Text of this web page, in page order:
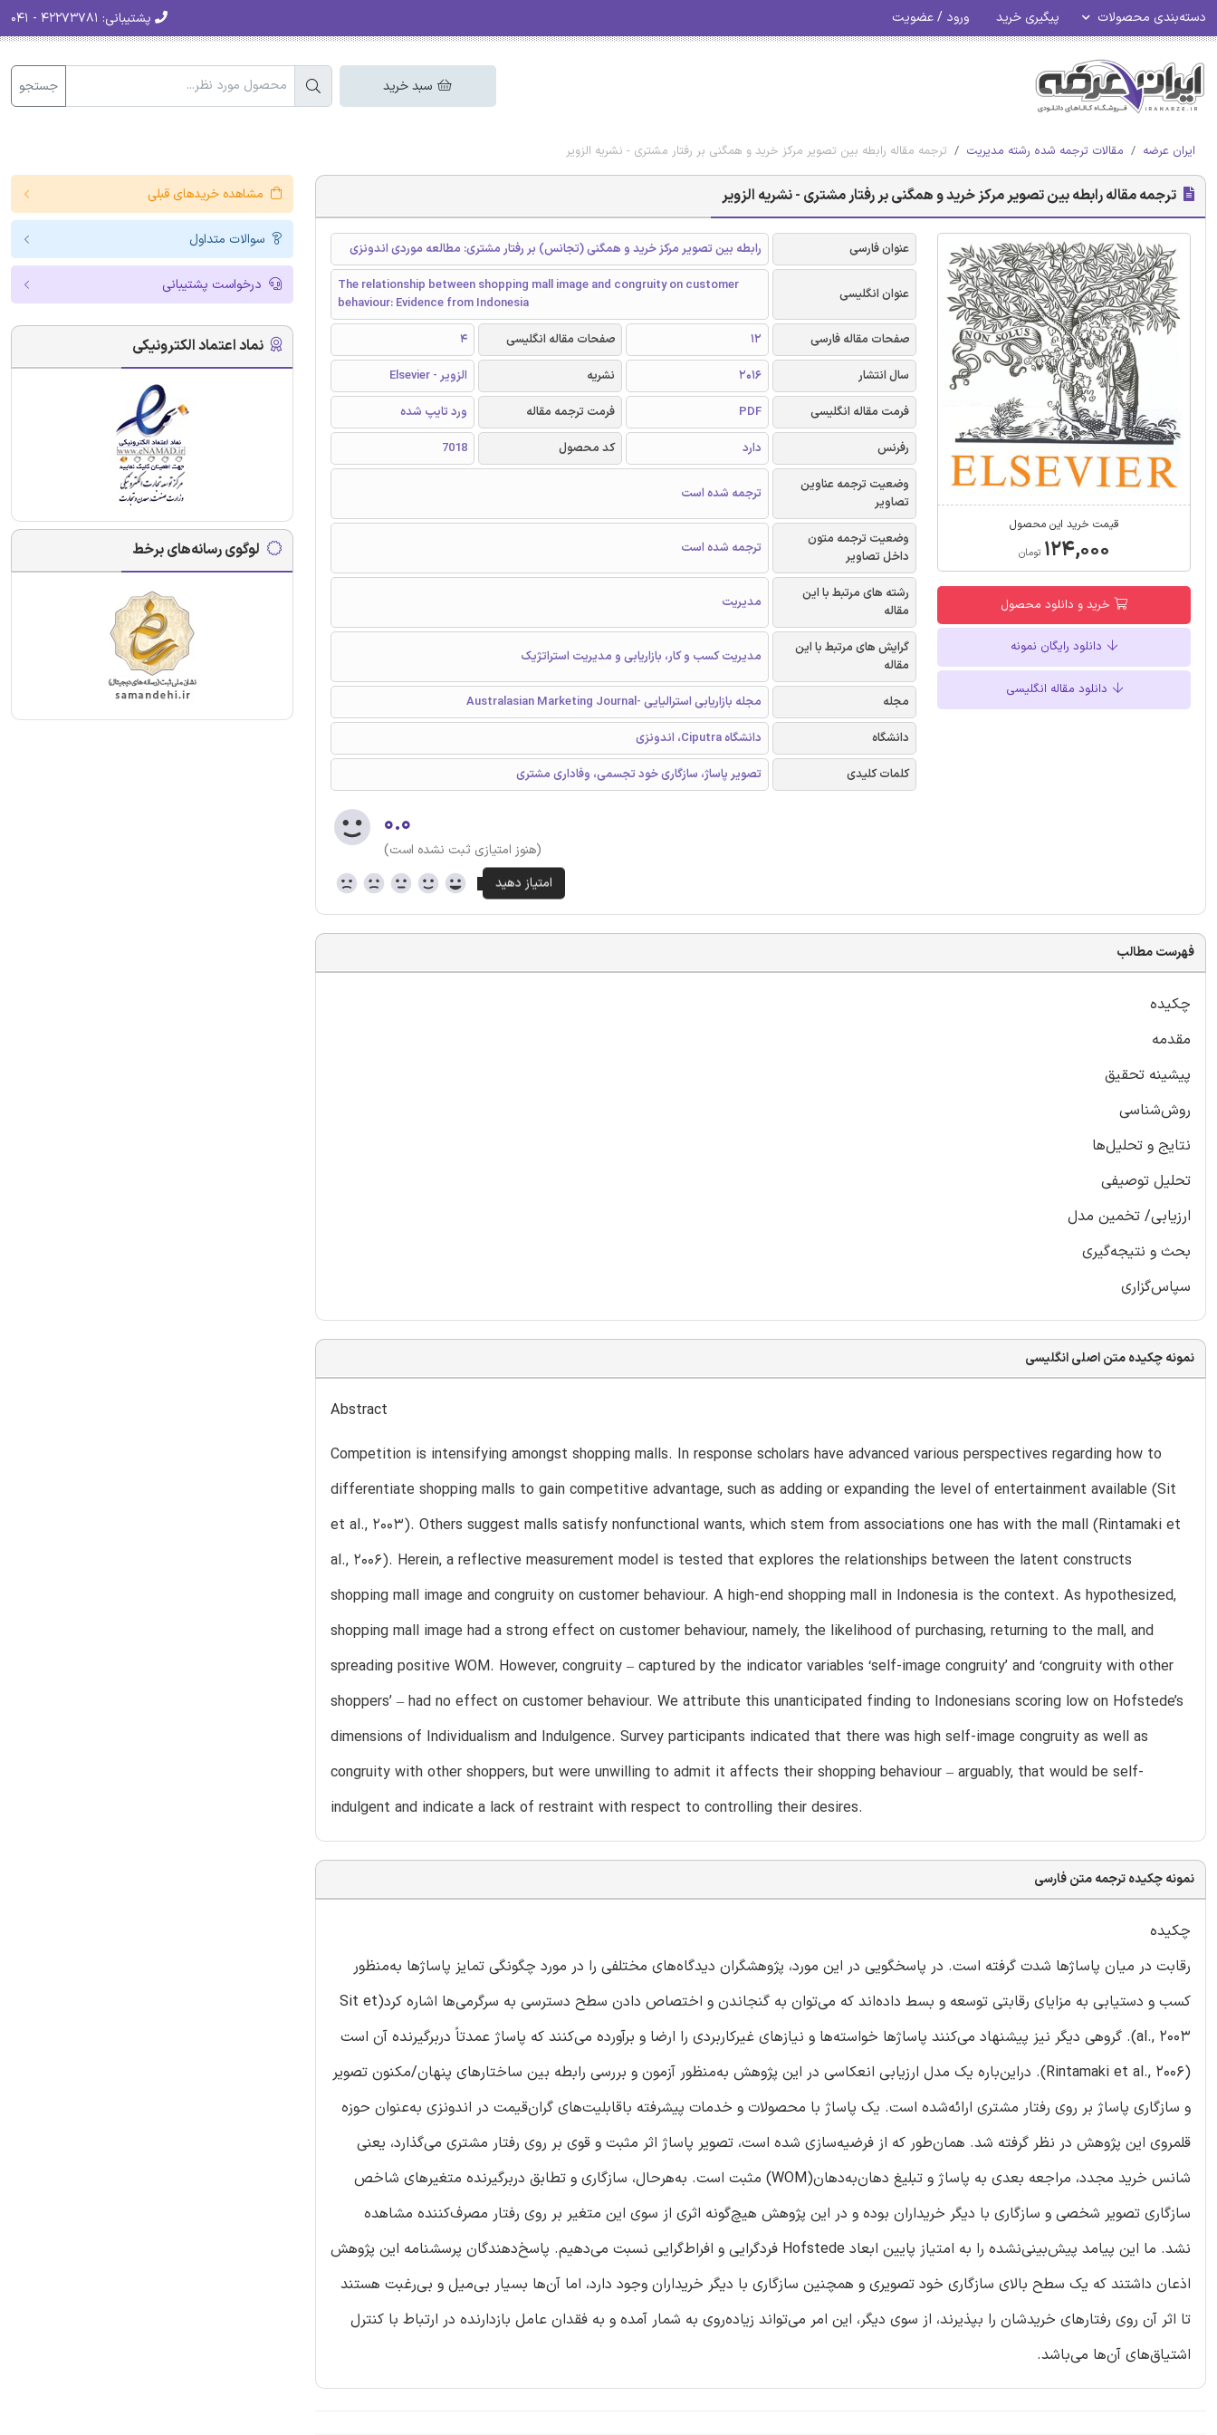
دسته‌بندی محصولات پیگیری خرید ورود / عضویت پشتیبانی:
سبد خرید جستجو
ایران عرضه مقالات ترجمه شده رشته مدیریت ترجمه مقاله رابطه بین تصویر مرکز خرید و همگنی بر رفتار مشتری - نشریه الزویر
ترجمه مقاله رابطه بین تصویر مرکز خرید و همگنی بر رفتار مشتری - نشریه الزویر
قیمت خرید این محصول
۱۲۴,۰۰۰ تومان
خرید و دانلود محصول
دانلود رایگان نمونه
دانلود مقاله انگلیسی
عنوان فارسی رابطه بین تصویر مرکز خرید و همگنی (تجانس) بر رفتار مشتری: مطالعه موردی اندونزی
عنوان انگلیسی
The relationship between shopping mall image and congruity on customer
behaviour: Evidence from Indonesia
صفحات مقاله فارسی
12 صفحات مقاله انگلیسی
4
سال انتشار
2016 نشریه
الزویر - Elsevier
فرمت مقاله انگلیسی
PDF فرمت ترجمه مقاله
ورد تایپ شده
رفرنس
دارد کد محصول
7018
وضعیت ترجمه عناوین
تصاویر
ترجمه شده است
وضعیت ترجمه متون
داخل تصاویر
ترجمه شده است
رشته های مرتبط با این
مقاله
مدیریت
گرایش های مرتبط با این
مقاله
مدیریت کسب و کار، بازاریابی و مدیریت استراتژیک
مجله
مجله بازاریابی استرالیایی -Australasian Marketing Journal
دانشگاه
دانشگاه Ciputra، اندونزی
کلمات کلیدی
تصویر پاساژ، سازگاری خود تجسمی، وفاداری مشتری
۰.۰
(هنوز امتیازی ثبت نشده است)
فهرست مطالب
چکیده
مقدمه
پیشینه تحقیق
روش‌شناسی
نتایج و تحلیل‌ها
تحلیل توصیفی
ارزیابی/ تخمین مدل
بحث و نتیجه‌گیری
سپاس‌گزاری
نمونه چکیده متن اصلی انگلیسی
Abstract
Competition is intensifying amongst shopping malls. In response scholars have advanced various perspectives regarding how to
differentiate shopping malls to gain competitive advantage, such as adding or expanding the level of entertainment available (Sit
et al., 2003). Others suggest malls satisfy nonfunctional wants, which stem from associations one has with the mall (Rintamaki et
al., 2006). Herein, a reflective measurement model is tested that explores the relationships between the latent constructs
shopping mall image and congruity on customer behaviour. A high-end shopping mall in Indonesia is the context. As hypothesized,
shopping mall image had a strong effect on customer behaviour, namely, the likelihood of purchasing, returning to the mall, and
spreading positive WOM. However, congruity – captured by the indicator variables ‘self-image congruity’ and ‘congruity with other
shoppers’ – had no effect on customer behaviour. We attribute this unanticipated finding to Indonesians scoring low on Hofstede’s
dimensions of Individualism and Indulgence. Survey participants indicated that there was high self-image congruity as well as
congruity with other shoppers, but were unwilling to admit it affects their shopping behaviour – arguably, that would be self-
indulgent and indicate a lack of restraint with respect to controlling their desires.
نمونه چکیده ترجمه متن فارسی
چکیده
رقابت در میان پاساژها شدت گرفته است. در پاسخگویی در این مورد، پژوهشگران دیدگاه‌های مختلفی را در مورد چگونگی تمایز پاساژها به‌منظور
کسب و دستیابی به مزایای رقابتی توسعه و بسط داده‌اند که می‌توان به گنجاندن و اختصاص دادن سطح دسترسی به سرگرمی‌ها اشاره کرد(Sit et
al., 2003). گروهی دیگر نیز پیشنهاد می‌کنند پاساژها خواسته‌ها و نیازهای غیرکاربردی را ارضا و برآورده می‌کنند که پاساژ عمدتاً دربرگیرنده آن است
(Rintamaki et al., 2006). دراین‌باره یک مدل ارزیابی انعکاسی در این پژوهش به‌منظور آزمون و بررسی رابطه بین ساختارهای پنهان/مکنون تصویر
و سازگاری پاساژ بر روی رفتار مشتری ارائه‌شده است. یک پاساژ با محصولات و خدمات پیشرفته باقابلیت‌های گران‌قیمت در اندونزی به‌عنوان حوزه
قلمروی این پژوهش در نظر گرفته شد. همان‌طور که از فرضیه‌سازی شده است، تصویر پاساژ اثر مثبت و قوی بر روی رفتار مشتری می‌گذارد، یعنی
شانس خرید مجدد، مراجعه بعدی به پاساژ و تبلیغ دهان‌به‌دهان(WOM) مثبت است. به‌هرحال، سازگاری و تطابق دربرگیرنده متغیرهای شاخص
سازگاری تصویر شخصی و سازگاری با دیگر خریداران بوده و در این پژوهش هیچ‌گونه اثری از سوی این متغیر بر روی رفتار مصرف‌کننده مشاهده
نشد. ما این پیامد پیش‌بینی‌نشده را به امتیاز پایین ابعاد Hofstede فردگرایی و افراط‌گرایی نسبت می‌دهیم. پاسخ‌دهندگان پرسشنامه این پژوهش
اذعان داشتند که یک سطح بالای سازگاری خود تصویری و همچنین سازگاری با دیگر خریداران وجود دارد، اما آن‌ها بسیار بی‌میل و بی‌رغبت هستند
تا اثر آن روی رفتارهای خریدشان را بپذیرند، از سوی دیگر، این امر می‌تواند زیاده‌روی به شمار آمده و به فقدان عامل بازدارنده در ارتباط با کنترل
اشتیاق‌های آن‌ها می‌باشد.
مشاهده خریدهای قبلی
سوالات متداول
درخواست پشتیبانی
نماد اعتماد الکترونیکی
لوگوی رسانه‌های برخط